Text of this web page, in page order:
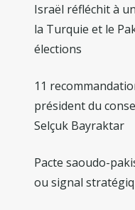
Israël réfléchit à
la Turquie et le
élections
11
président du
Selçuk Bayraktar
Pacte saoudo-
ou signal